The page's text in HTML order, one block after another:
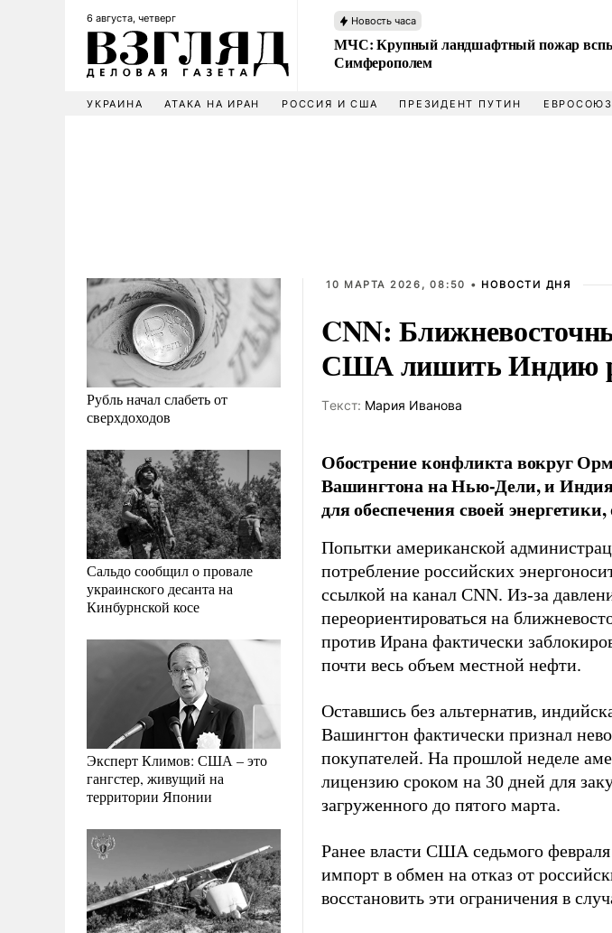
6 августа, четверг Новость часа
МЧС: Крупный ландшафтный пожар
Симферополем
УКРАИНА АТАКА НА ИРАН РОССИЯ И США ПРЕЗИДЕНТ ПУТИН ЕВРОСОЮЗ
Рубль начал слабеть от
сверхдоходов
Сальдо сообщил о провале
украинского десанта на
Кинбурнской косе
Эксперт Климов: США – это
гангстер, живущий на
территории Японии
10 МАРТА 2026, 08:50 • НОВОСТИ ДНЯ
CNN:
США лишить Индию
Tекст: Мария Иванова
Обострение конфликта вокруг
Вашингтона на Нью-Дели, и
для обеспечения своей
Попытки американской
потребление российских
ссылкой на канал CNN. Из-за
переориентироваться на
против Ирана фактически
почти весь объем местной нефти.
Оставшись без альтернатив,
Вашингтон фактически признал
покупателей. На прошлой неделе
лицензию сроком на 30 дней для
загруженного до пятого марта.
Ранее власти США седьмого
импорт в обмен на отказ от
восстановить эти ограничения в